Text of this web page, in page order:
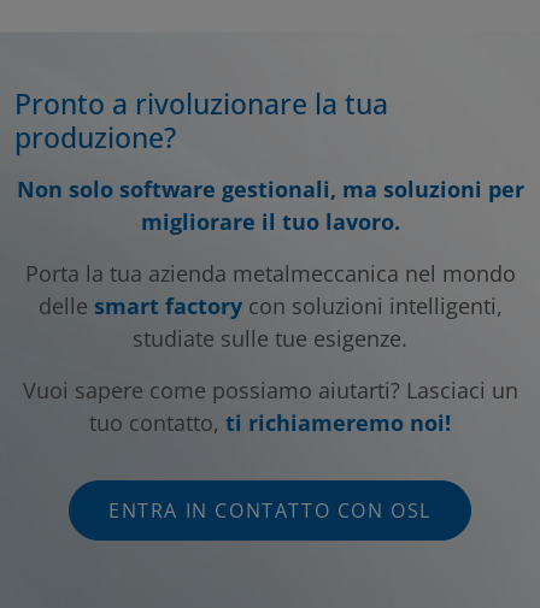
Pronto a rivoluzionare la tua
produzione?
Non solo software gestionali, ma soluzioni per
migliorare il tuo lavoro.
Porta la tua azienda metalmeccanica nel mondo
delle smart factorycon soluzioni intelligenti,
studiate sulle tue esigenze.
Vuoi sapere come possiamo aiutarti? Lasciaci un
tuo contatto, ti richiameremo noi!
ENTRA IN CONTATTO CON OSL